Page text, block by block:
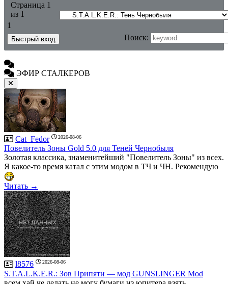
Страница 1
из 1
1
Поиск:
ЭФИР СТАЛКЕРОВ
Cat_Fedor 2026-08-06
Повелитель Зоны Gold 5.0 для Теней Чернобыля
Золотая классика, знаменитейший "Повелитель Зоны" из всех.
Я какое-то время катал с этим модом в ТЧ и ЧН. Рекомендую
Читать →
l8576 2026-08-06
S.T.A.L.K.E.R.: Зов Припяти — мод GUNSLINGER Mod